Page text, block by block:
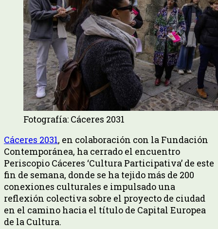
Fotografía: Cáceres 2031
Cáceres 2031, en colaboración con la Fundación
Contemporánea, ha cerrado el encuentro
Periscopio Cáceres ‘Cultura Participativa’ de este
fin de semana, donde se ha tejido más de 200
conexiones culturales e impulsado una
reflexión colectiva sobre el proyecto de ciudad
en el camino hacia el título de Capital Europea
de la Cultura.